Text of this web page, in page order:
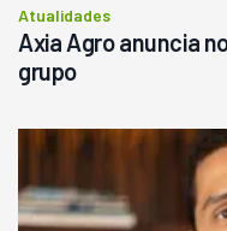
Atualidades
Axia Agro anuncia
grupo